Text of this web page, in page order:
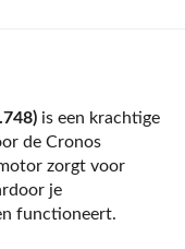
is een krachtige
de Cronos
zorgt voor
je
functioneert.